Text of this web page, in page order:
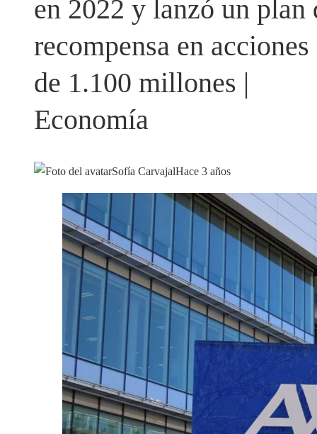
en 2022 y lanzó un plan
recompensa en acciones
de 1.100 millones |
Economía
Sofía CarvajalHace 3 años